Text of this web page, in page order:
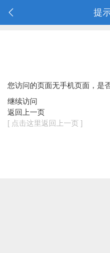
提
您访问的页面无手机页面，是
继续访问
返回上一页
[ 点击这里返回上一页 ]